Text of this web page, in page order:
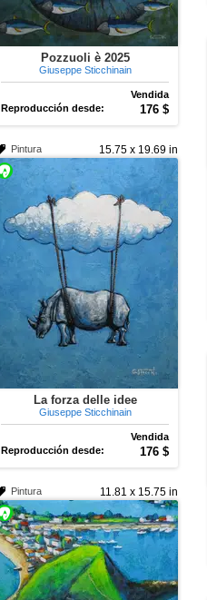
Pozzuoli è 2025
Giuseppe Sticchinain
Vendida
Reproducción desde:
176 $
15.75 x 19.69 in
Pintura
La forza delle idee
Giuseppe Sticchinain
Vendida
Reproducción desde:
176 $
11.81 x 15.75 in
Pintura